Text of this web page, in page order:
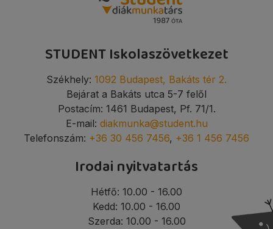
STUDENT Iskolaszövetkezet
Székhely: 1092 Budapest, Bakáts tér 2.
Bejárat a Bakáts utca 5-7 felől
Postacím: 1461 Budapest, Pf. 71/1.
E-mail: diakmunka@student.hu
Telefonszám: +36 30 456 7456, +36 1 456 7456
Irodai nyitvatartás
Hétfő: 10.00 - 16.00
Kedd: 10.00 - 16.00
Szerda: 10.00 - 16.00